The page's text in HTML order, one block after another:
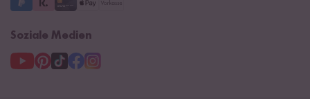
Soziale Medien